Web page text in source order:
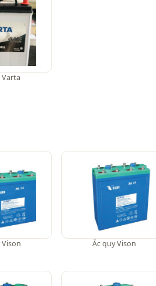
Varta
Vison Ắc quy Vison